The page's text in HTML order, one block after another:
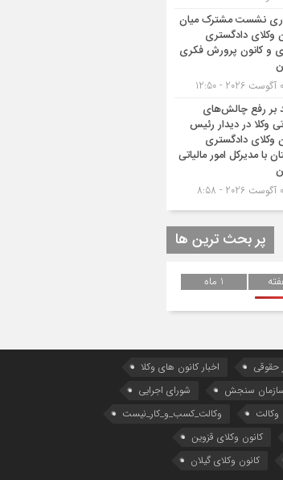
نشست مشترک میان
وکلای دادگستری
و کانون پرورش فکری
بر رفع چالش‌های
وکلا در دیدار رئیس
وکلای دادگستری
با مدیرکل امور مالیاتی
پر بحث ترین ها
1 ماه
حقوقی
اخبار کانون های وکلا
سنجش
شورای اجرایی
وکالت
وکالت_کسب_و_کار_نیست
کانون وکلای قزوین
کانون وکلای گیلان